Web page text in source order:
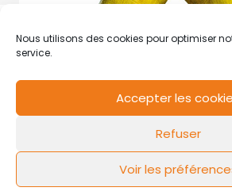
Nous utilisons des cookies pour optimiser
service.
Accepter les
Refuser
Voir les
Mentions légales Politique de
FLOW44